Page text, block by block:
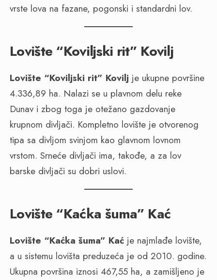
vrste lova na fazane, pogonski i standardni lov.
Lovište “Koviljski rit” Kovilj
Lovište “Koviljski rit” Kovilj je ukupne površine
4.336,89 ha. Nalazi se u plavnom delu reke
Dunav i zbog toga je otežano gazdovanje
krupnom divljači. Kompletno lovište je otvorenog
tipa sa divljom svinjom kao glavnom lovnom
vrstom. Srneće divljači ima, takođe, a za lov
barske divljači su dobri uslovi.
Lovište “Kaćka šuma” Kać
Lovište “Kaćka šuma” Kać je najmlađe lovište,
a u sistemu lovišta preduzeća je od 2010. godine.
Ukupna površina iznosi 467,55 ha, a zamišljeno je